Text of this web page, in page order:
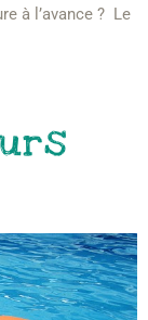
à l’avance ? Le